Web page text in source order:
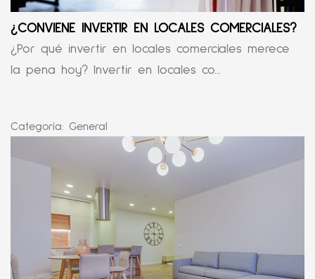
¿CONVIENE INVERTIR EN LOCALES COMERCIALES?
¿Por qué invertir en locales comerciales merece
la pena hoy? Invertir en locales co...
Categoría: General